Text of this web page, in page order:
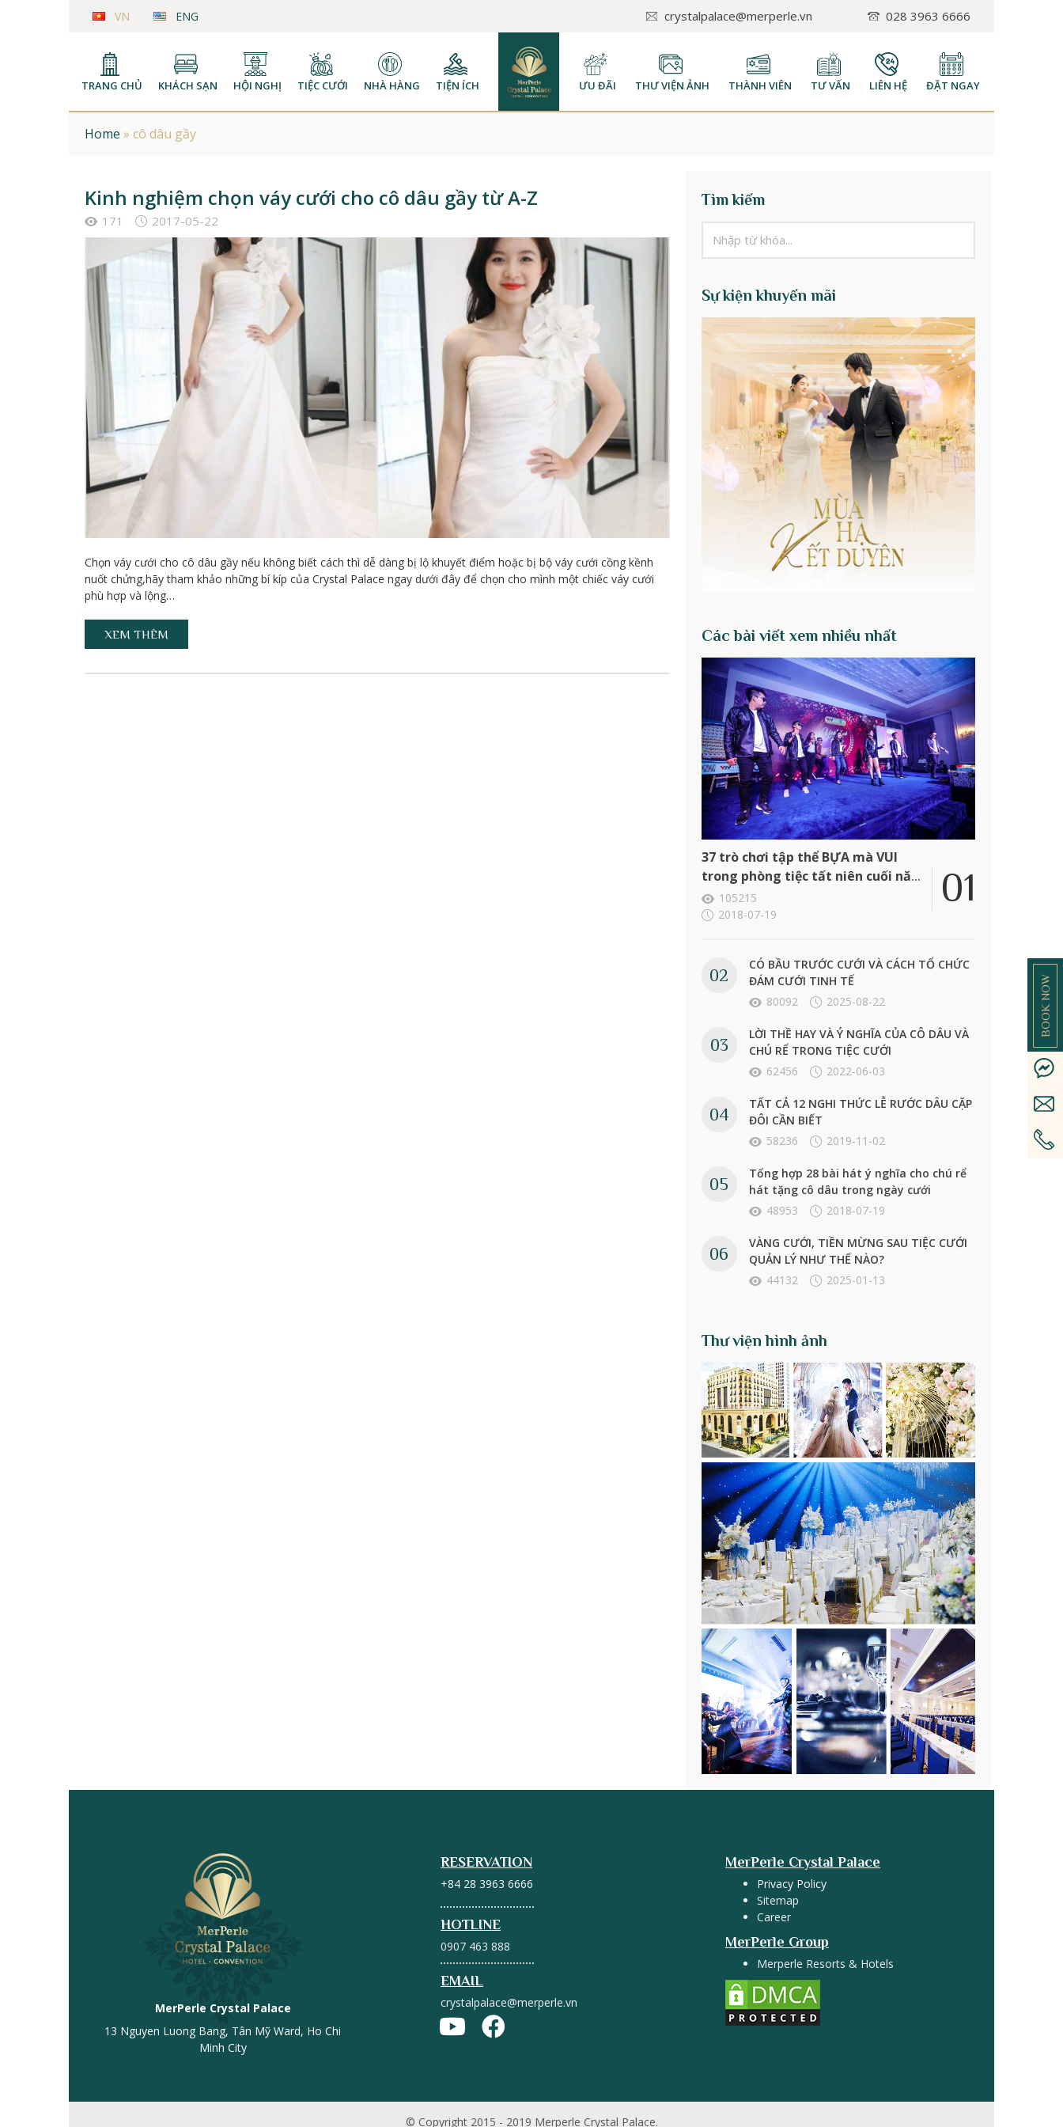
VN ENG crystalpalace@merperle.vn 028 3963 6666
TRANG CHỦ KHÁCH SẠN HỘI NGHỊ TIỆC CƯỚI NHÀ HÀNG TIỆN ÍCH ƯU ĐÃI THƯ VIỆN ẢNH THÀNH VIÊN TƯ VẤN LIÊN HỆ ĐẶT NGAY
Home » cô dâu gầy
Kinh nghiệm chọn váy cưới cho cô dâu gầy từ A-Z
171 2017-05-22
Chọn váy cưới cho cô dâu gầy nếu không biết cách thì dễ dàng bị lộ khuyết điểm hoặc bị bộ váy cưới cồng kềnh
nuốt chửng,hãy tham khảo những bí kíp của Crystal Palace ngay dưới đây để chọn cho mình một chiếc váy cưới
phù hợp và lộng…
XEM THÊM
Tìm kiếm
Sự kiện khuyến mãi
Các bài viết xem nhiều nhất
37 trò chơi tập thể BỰA mà VUI
trong phòng tiệc tất niên cuối năm
công ty
105215
2018-07-19
CÓ BẦU TRƯỚC CƯỚI VÀ CÁCH TỔ CHỨC
ĐÁM CƯỚI TINH TẾ
80092
2025-08-22
LỜI THỀ HAY VÀ Ý NGHĨA CỦA CÔ DÂU VÀ
CHÚ RỂ TRONG TIỆC CƯỚI
62456
2022-06-03
TẤT CẢ 12 NGHI THỨC LỄ RƯỚC DÂU CẶP
ĐÔI CẦN BIẾT
58236
2019-11-02
Tổng hợp 28 bài hát ý nghĩa cho chú rể
hát tặng cô dâu trong ngày cưới
48953
2018-07-19
VÀNG CƯỚI, TIỀN MỪNG SAU TIỆC CƯỚI
QUẢN LÝ NHƯ THẾ NÀO?
44132
2025-01-13
Thư viện hình ảnh
MerPerle Crystal Palace
13 Nguyen Luong Bang, Tân Mỹ Ward, Ho Chi
Minh City
RESERVATION
+84 28 3963 6666
HOTLINE
0907 463 888
EMAIL
crystalpalace@merperle.vn
MerPerle Crystal Palace
Privacy Policy
Sitemap
Career
MerPerle Group
Merperle Resorts & Hotels
© Copyright 2015 - 2019 Merperle Crystal Palace.
BOOK NOW